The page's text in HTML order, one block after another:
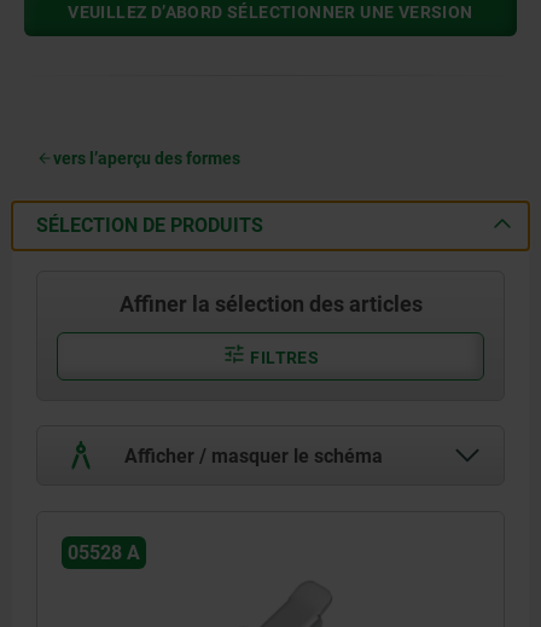
VEUILLEZ D’ABORD SÉLECTIONNER UNE VERSION
vers l’aperçu des formes
SÉLECTION DE PRODUITS
Affiner la sélection des articles
FILTRES
Afficher / masquer le schéma
05528 A